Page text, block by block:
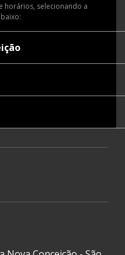
horários, selecionando a